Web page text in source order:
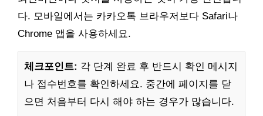
다. 모바일에서는 카카오톡 브라우저보다 Safari나
Chrome 앱을 사용하세요.
체크포인트: 각 단계 완료 후 반드시 확인 메시지
나 접수번호를 확인하세요. 중간에 페이지를 닫
으면 처음부터 다시 해야 하는 경우가 많습니다.